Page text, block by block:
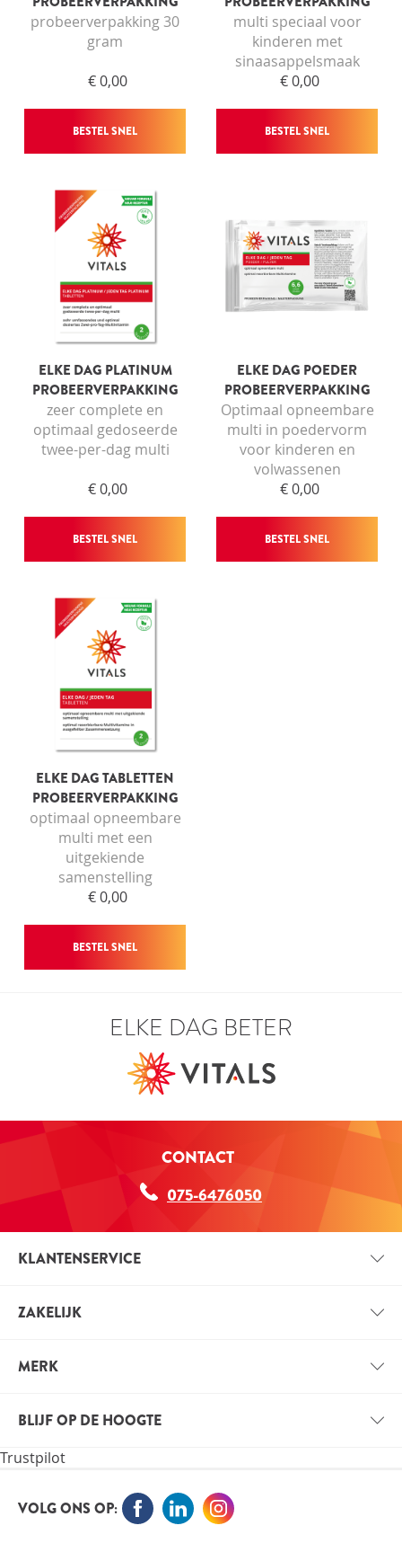
probeerverpakking 30
gram
€ 0,00
BESTEL SNEL
multi speciaal voor
kinderen met
sinaasappelsmaak
€ 0,00
BESTEL SNEL
ELKE DAG PLATINUM
PROBEERVERPAKKING
zeer complete en
optimaal gedoseerde
twee-per-dag multi
€ 0,00
BESTEL SNEL
ELKE DAG POEDER
PROBEERVERPAKKING
Optimaal opneembare
multi in poedervorm
voor kinderen en
volwassenen
€ 0,00
BESTEL SNEL
ELKE DAG TABLETTEN
PROBEERVERPAKKING
optimaal opneembare
multi met een
uitgekiende
samenstelling
€ 0,00
BESTEL SNEL
ELKE DAG BETER
CONTACT
075-6476050
KLANTENSERVICE
VERZENDINFORMATIE
ZAKELIJK
VACATURES
MERK
ORTHOKENNIS
BLIJF OP DE HOOGTE
MELD JE NU AAN VOOR DE NIEUWSBRIEF EN BLIJF OP
Trustpilot
VOLG ONS OP: